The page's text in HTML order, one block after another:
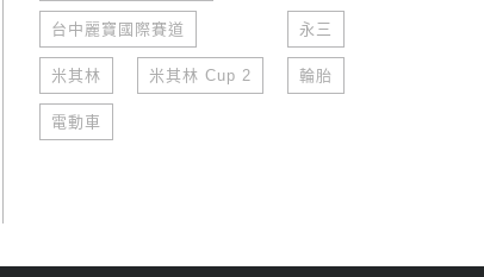
台中麗寶國際賽道 永三
米其林 米其林 Cup 2 輪胎
電動車